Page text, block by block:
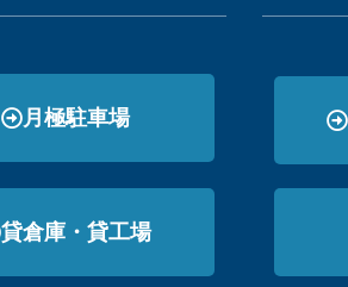
月極駐車場
貸倉庫・貸工場